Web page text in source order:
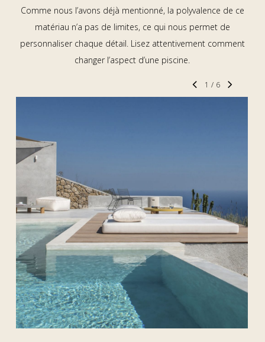
Comme nous l’avons déjà mentionné, la polyvalence de ce
matériau n’a pas de limites, ce qui nous permet de
personnaliser chaque détail. Lisez attentivement comment
changer l’aspect d’une piscine.
1/ 6